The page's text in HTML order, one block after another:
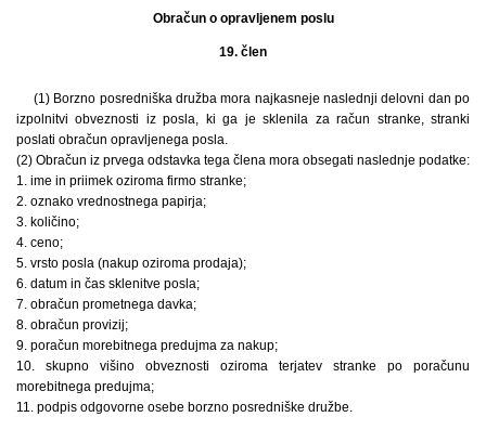
Obračun o opravljenem poslu
19. člen
(1) Borzno posredniška družba mora najkasneje naslednji delovni dan po
izpolnitvi obveznosti iz posla, ki ga je sklenila za račun stranke, stranki
poslati obračun opravljenega posla.
(2) Obračun iz prvega odstavka tega člena mora obsegati naslednje podatke:
1. ime in priimek oziroma firmo stranke;
2. oznako vrednostnega papirja;
3. količino;
4. ceno;
5. vrsto posla (nakup oziroma prodaja);
6. datum in čas sklenitve posla;
7. obračun prometnega davka;
8. obračun provizij;
9. poračun morebitnega predujma za nakup;
10. skupno višino obveznosti oziroma terjatev stranke po poračunu
morebitnega predujma;
11. podpis odgovorne osebe borzno posredniške družbe.